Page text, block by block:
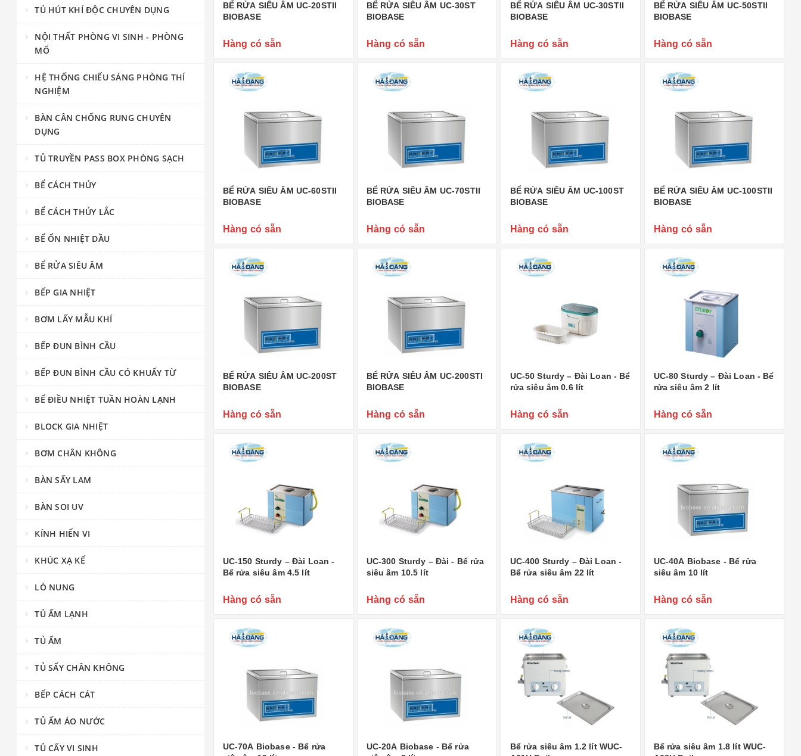
BỂ RỬA SIÊU ÂM UC-20STII
BIOBASE
Hàng có sẵn
BỂ RỬA SIÊU ÂM UC-30ST
BIOBASE
Hàng có sẵn
BỂ RỬA SIÊU ÂM UC-30STII
BIOBASE
Hàng có sẵn
BỂ RỬA SIÊU ÂM UC-50STII
BIOBASE
Hàng có sẵn
BỂ RỬA SIÊU ÂM UC-60STII
BIOBASE
Hàng có sẵn
BỂ RỬA SIÊU ÂM UC-70STII
BIOBASE
Hàng có sẵn
BỂ RỬA SIÊU ÂM UC-100ST
BIOBASE
Hàng có sẵn
BỂ RỬA SIÊU ÂM UC-100STII
BIOBASE
Hàng có sẵn
BỂ RỬA SIÊU ÂM UC-200ST
BIOBASE
Hàng có sẵn
BỂ RỬA SIÊU ÂM UC-200STI
BIOBASE
Hàng có sẵn
UC-50 Sturdy – Đài Loan - Bể
rửa siêu âm 0.6 lít
Hàng có sẵn
UC-80 Sturdy – Đài Loan - Bể
rửa siêu âm 2 lít
Hàng có sẵn
UC-150 Sturdy – Đài Loan -
Bể rửa siêu âm 4.5 lít
Hàng có sẵn
UC-300 Sturdy – Đài - Bể rửa
siêu âm 10.5 lít
Hàng có sẵn
UC-400 Sturdy – Đài Loan -
Bể rửa siêu âm 22 lít
Hàng có sẵn
UC-40A Biobase - Bể rửa
siêu âm 10 lít
Hàng có sẵn
UC-70A Biobase - Bể rửa
UC-20A Biobase - Bể rửa
Bể rửa siêu âm 1.2 lít WUC-
Bể rửa siêu âm 1.8 lít WUC-
TỦ HÚT KHÍ ĐỘC CHUYÊN DỤNG
NỘI THẤT PHÒNG VI SINH - PHÒNG
MỔ
HỆ THỐNG CHIẾU SÁNG PHÒNG THÍ
NGHIỆM
BÀN CÂN CHỐNG RUNG CHUYÊN
DỤNG
TỦ TRUYỀN PASS BOX PHÒNG SẠCH
BỂ CÁCH THỦY
BỂ CÁCH THỦY LẮC
BỂ ỔN NHIỆT DẦU
BỂ RỬA SIÊU ÂM
BẾP GIA NHIỆT
BƠM LẤY MẪU KHÍ
BẾP ĐUN BÌNH CẦU
BẾP ĐUN BÌNH CẦU CÓ KHUẤY TỪ
BỂ ĐIỀU NHIỆT TUẦN HOÀN LẠNH
BLOCK GIA NHIỆT
BƠM CHÂN KHÔNG
BÀN SẤY LAM
BÀN SOI UV
KÍNH HIỂN VI
KHÚC XẠ KẾ
LÒ NUNG
TỦ ẤM LẠNH
TỦ ẤM
TỦ SẤY CHÂN KHÔNG
BẾP CÁCH CÁT
TỦ ẤM ÁO NƯỚC
TỦ CẤY VI SINH